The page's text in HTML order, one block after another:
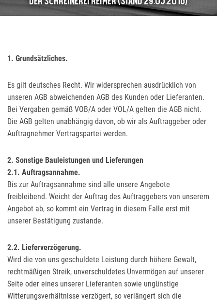
1. Grundsätzliches.
Es gilt deutsches Recht. Wir widersprechen ausdrücklich von
unseren AGB abweichenden AGB des Kunden oder Lieferanten.
Bei Vergaben gemäß VOB/A oder VOL/A gelten die AGB nicht.
Die AGB gelten unabhängig davon, ob wir als Auftraggeber oder
Auftragnehmer Vertragspartei werden.
2. Sonstige Bauleistungen und Lieferungen
2.1. Auftragsannahme.
Bis zur Auftragsannahme sind alle unsere Angebote
freibleibend. Weicht der Auftrag des Auftraggebers von unserem
Angebot ab, so kommt ein Vertrag in diesem Falle erst mit
unserer Bestätigung zustande.
2.2. Lieferverzögerung.
Wird die von uns geschuldete Leistung durch höhere Gewalt,
rechtmäßigen Streik, unverschuldetes Unvermögen auf unserer
Seite oder eines unserer Lieferanten sowie ungünstige
Witterungsverhältnisse verzögert, so verlängert sich die